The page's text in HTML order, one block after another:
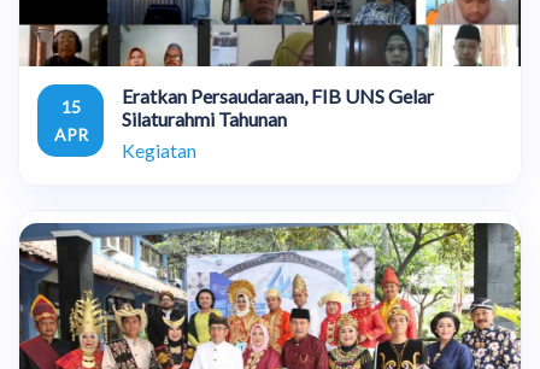
15
APR
Eratkan Persaudaraan, FIB UNS Gelar
Silaturahmi Tahunan
Kegiatan